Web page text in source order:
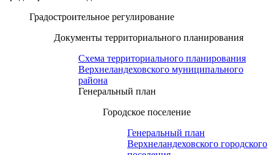
Градостроительное регулирование
Документы территориального планирования
Схема территориального планирования
Верхнеландеховского муниципального
района
Генеральный план
Городское поселение
Генеральный план
Верхнеландеховского городского